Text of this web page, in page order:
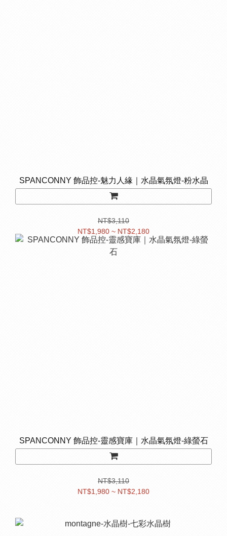
SPANCONNY 飾品控-魅力人緣｜水晶氣氛燈-粉水晶
NT$3,110
NT$1,980 ~ NT$2,180
SPANCONNY 飾品控-靈感寶庫｜水晶氣氛燈-綠螢石
NT$3,110
NT$1,980 ~ NT$2,180